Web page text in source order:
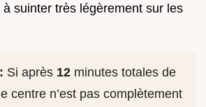
suinter très légèrement sur les
Si après 12 minutes totales de
centre n’est pas complètement